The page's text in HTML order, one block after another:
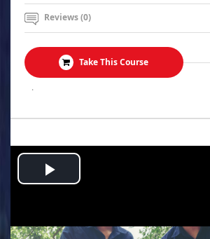
Reviews (0)
Take This Course
.
Play